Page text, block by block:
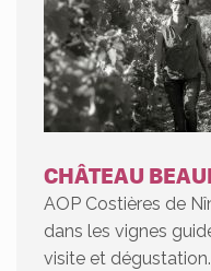
CHÂTEAU
AOP Costières de
dans les vignes
visite et dégustation.